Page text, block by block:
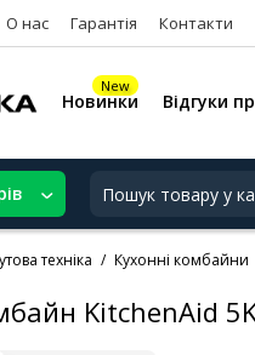
О нас Гарантія Контакти
New
Новинки Відгуки
техніка Кухонні комбайни
KitchenAid